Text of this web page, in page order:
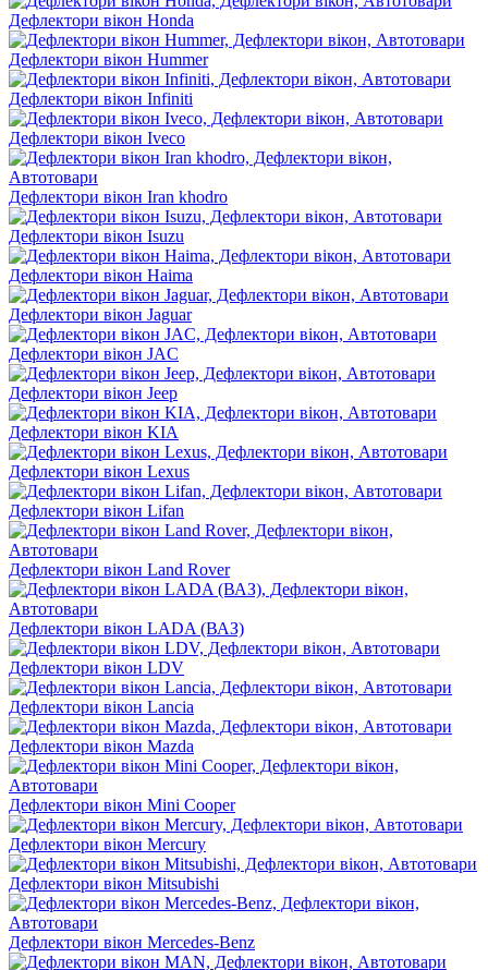
Дефлектори вікон Honda
Дефлектори вікон Hummer
Дефлектори вікон Infiniti
Дефлектори вікон Iveco
Дефлектори вікон Iran khodro
Дефлектори вікон Isuzu
Дефлектори вікон Haima
Дефлектори вікон Jaguar
Дефлектори вікон JAC
Дефлектори вікон Jeep
Дефлектори вікон KIA
Дефлектори вікон Lexus
Дефлектори вікон Lifan
Дефлектори вікон Land Rover
Дефлектори вікон LADA (ВАЗ)
Дефлектори вікон LDV
Дефлектори вікон Lancia
Дефлектори вікон Mazda
Дефлектори вікон Mini Cooper
Дефлектори вікон Mercury
Дефлектори вікон Mitsubishi
Дефлектори вікон Mercedes-Benz